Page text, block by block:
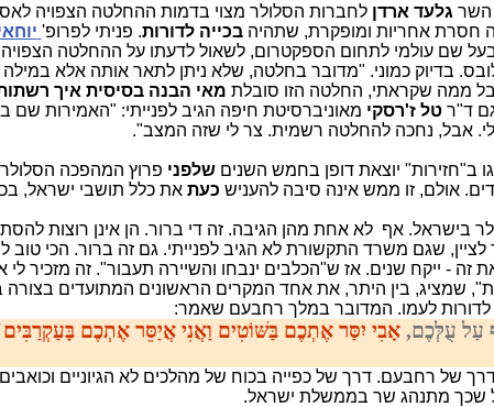
השר גלעד ארדן לחברות הסלולר מצוי בדמות ההחלטה הצפויה
בכייה לדורות. פניתי לפרופ'
שם עולמי לתחום הספקטרום, לשאול לדעתו על ההחלטה
בדיוק כמוני. "מדובר בחלטה, שלא ניתן לתאר אותה אלא
ממה שקראתי, החלטה הזו סובלת מאי הבנה בסיסית איך
ד"רטל ז'רסקי מאוניברסיטת חיפה הגיב לפנייתי: "האמירות שם
אבל, נחכה להחלטה רשמית. צר לי שזה המצב".
ב"חזירות" יוצאת דופן בחמש השניםשלפני פרוץ המהפכה
כעת את כלל תושבי ישראל,
בישראל. אף לא אחת מהן הגיבה. זה די ברור. הן אינן רוצות
שגם משרד התקשורת לא הגיב לפנייתי. גם זה ברור. הכי טוב
- ייקח שנים. אז ש"הכלבים ינבחו והשיירה תעבור". זה מזכיר
שמציג, בין היתר, את אחד המקרים הראשונים המתועדים בצורה
לדורות לעמו. המדובר במלך רחבעם שאמר:
עַל עֻלְּכֶם,אָבִי יִסַּר אֶתְכֶם בַּשּׁוֹטִים וַאֲנִי אֲיַסֵּר אֶתְכֶם בָּעַקְרַבִּים
של רחבעם. דרך של כפייה בכוח של מהלכים לא הגיוניים
שכך מתנהג שר בממשלת ישראל.